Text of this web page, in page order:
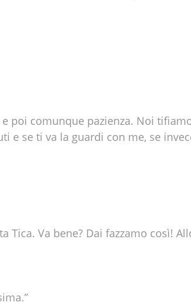
poi comunque pazienza. Noi
e se ti va la guardi con me, se
Tica. Va bene? Dai fazzamo così!